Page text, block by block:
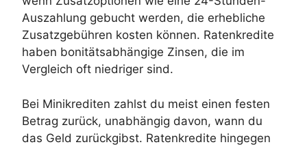
Auszahlung gebucht werden, die erhebliche
Zusatzgebühren kosten können. Ratenkredite
haben bonitätsabhängige Zinsen, die im
Vergleich oft niedriger sind.
Bei Minikrediten zahlst du meist einen festen
Betrag zurück, unabhängig davon, wann du
das Geld zurückgibst. Ratenkredite hingegen